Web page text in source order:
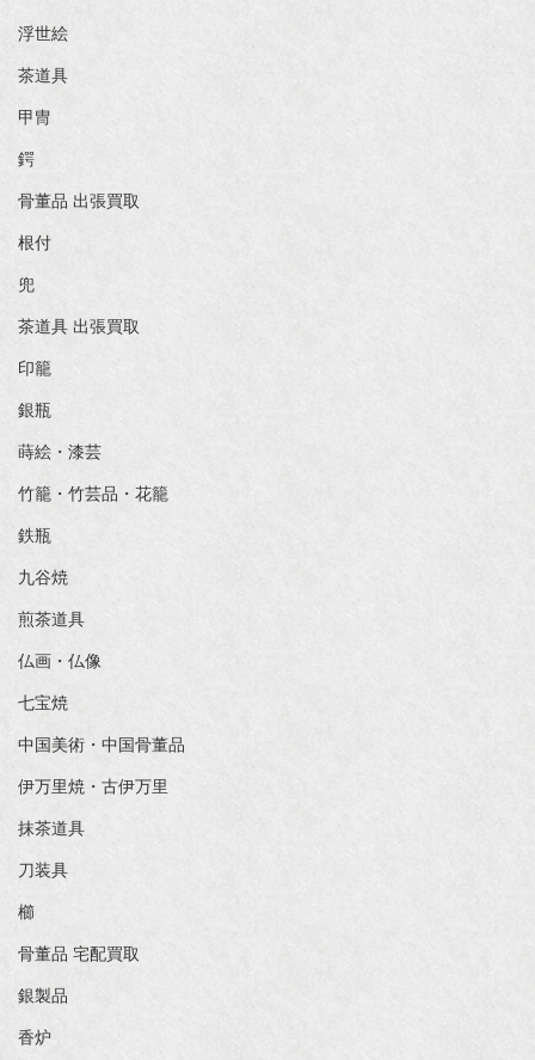
浮世絵
茶道具
甲冑
鍔
骨董品 出張買取
根付
兜
茶道具 出張買取
印籠
銀瓶
蒔絵・漆芸
竹籠・竹芸品・花籠
鉄瓶
九谷焼
煎茶道具
仏画・仏像
七宝焼
中国美術・中国骨董品
伊万里焼・古伊万里
抹茶道具
刀装具
櫛
骨董品 宅配買取
銀製品
香炉